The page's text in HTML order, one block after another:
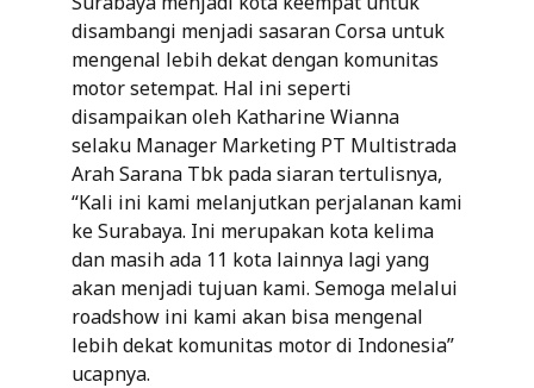
disambangi menjadi sasaran Corsa untuk
mengenal lebih dekat dengan komunitas
motor setempat. Hal ini seperti
disampaikan oleh Katharine Wianna
selaku Manager Marketing PT Multistrada
Arah Sarana Tbk pada siaran tertulisnya,
“Kali ini kami melanjutkan perjalanan kami
ke Surabaya. Ini merupakan kota kelima
dan masih ada 11 kota lainnya lagi yang
akan menjadi tujuan kami. Semoga melalui
roadshow ini kami akan bisa mengenal
lebih dekat komunitas motor di Indonesia”
ucapnya.